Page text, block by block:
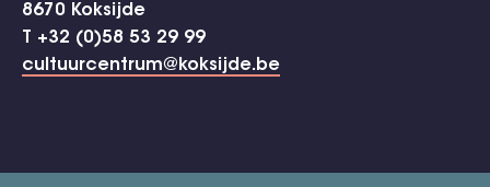
8670 Koksijde
T +32 (0)58 53 29 99
cultuurcentrum@koksijde.be